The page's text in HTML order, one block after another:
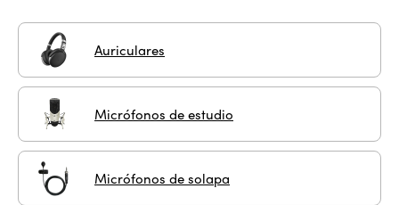
Auriculares
Micrófonos de estudio
Micrófonos de solapa